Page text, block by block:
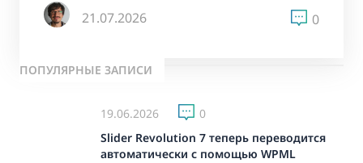
21.07.2026 0
ПОПУЛЯРНЫЕ ЗАПИСИ
19.06.2026
0
Slider Revolution 7 теперь переводится
автоматически с помощью WPML